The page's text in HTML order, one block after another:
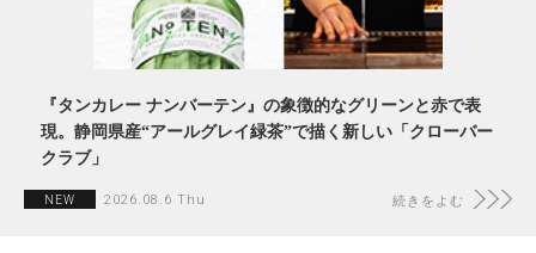
『タンカレー ナンバーテン』の象徴的なグリーンと赤で表
現。静岡県産“アールグレイ緑茶”で描く新しい「クローバー
クラブ」
NEW 2026.08.6 Thu 続きをよむ